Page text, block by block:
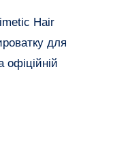
Hair
для
офіційній